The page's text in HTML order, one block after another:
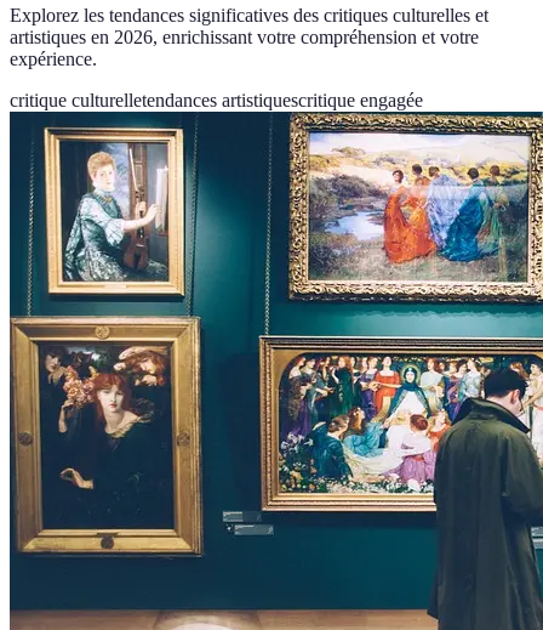
Explorez les tendances significatives des critiques culturelles et
artistiques en 2026, enrichissant votre compréhension et votre
expérience.
critique culturelletendances artistiquescritique engagée